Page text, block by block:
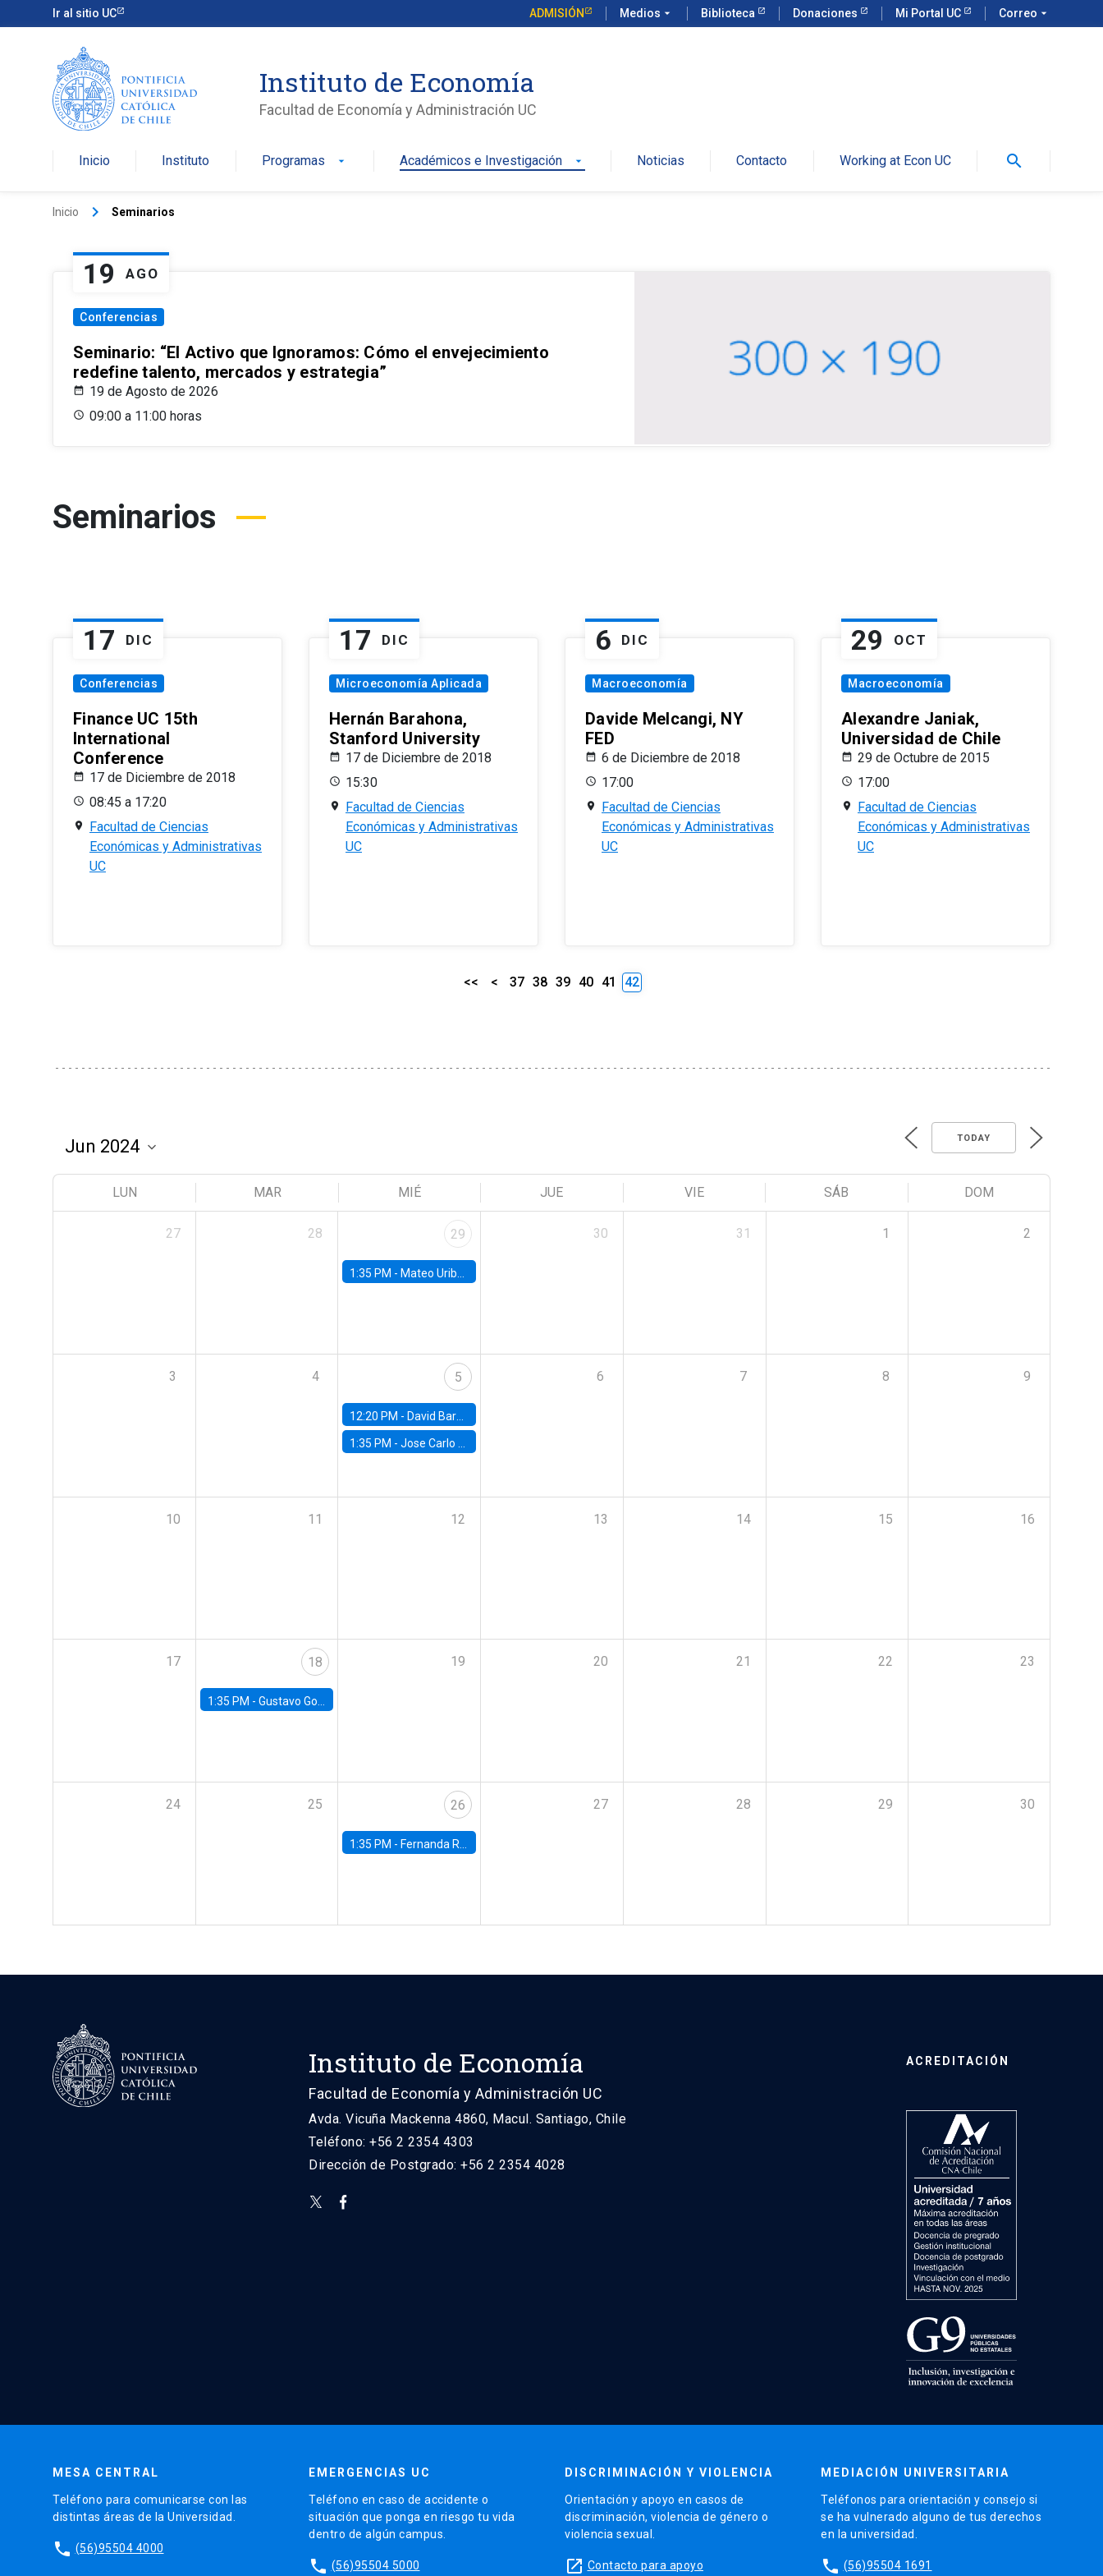
Ir al sitio UC ADMISIÓN Medios arrow_drop_down Biblioteca Donaciones Mi Portal UC Correo arrow_drop_down
Instituto de Economía
Facultad de Economía y Administración UC
Inicio Instituto Programas arrow_drop_down Académicos e Investigación arrow_drop_down Noticias Contacto Working at Econ UC search
Inicio keyboard_arrow_right Seminarios
19 AGO
Conferencias
Seminario: “El Activo que Ignoramos: Cómo el envejecimiento
redefine talento, mercados y estrategia”
19 de Agosto de 2026
09:00 a 11:00 horas
Seminarios
17 DIC
Conferencias
Finance UC 15th
International
Conference
17 de Diciembre de 2018
08:45 a 17:20
Facultad de Ciencias
Económicas y Administrativas
UC
17 DIC
Microeconomía Aplicada
Hernán Barahona,
Stanford University
17 de Diciembre de 2018
15:30
Facultad de Ciencias
Económicas y Administrativas
UC
6 DIC
Macroeconomía
Davide Melcangi, NY
FED
6 de Diciembre de 2018
17:00
Facultad de Ciencias
Económicas y Administrativas
UC
29 OCT
Macroeconomía
Alexandre Janiak,
Universidad de Chile
29 de Octubre de 2015
17:00
Facultad de Ciencias
Económicas y Administrativas
UC
<< < 37 38 39 40 41 42
TODAY
LUN MAR MIÉ JUE VIE SÁB DOM
27 28 29
1:35 PM - Mateo Uribe-Castro, Universidad de los Andes (Colombia)
30 31 1 2
3 4 5
12:20 PM - David Bardey, Universidad de los Andes - CEDE
1:35 PM -Jose Carlo Bermudez, UC (ME) & World Bank
6 7 8 9
10 11 12 13 14 15 16
17 18
1:35 PM - Gustavo González, Banco Central de Chile
19 20 21 22 23
24 25 26
1:35 PM - Fernanda Rojas Ampuero, University of Wisconsin-Madison
27 28 29 30
Instituto de Economía
Facultad de Economía y Administración UC
Avda. Vicuña Mackenna 4860, Macul. Santiago, Chile
Teléfono: +56 2 2354 4303
Dirección de Postgrado: +56 2 2354 4028
ACREDITACIÓN
MESA CENTRAL
Teléfono para comunicarse con las
distintas áreas de la Universidad.
phone (56)95504 4000
EMERGENCIAS UC
Teléfono en caso de accidente o
situación que ponga en riesgo tu vida
dentro de algún campus.
phone (56)95504 5000
DISCRIMINACIÓN Y VIOLENCIA
Orientación y apoyo en casos de
discriminación, violencia de género o
violencia sexual.
launch Contacto para apoyo
MEDIACIÓN UNIVERSITARIA
Teléfonos para orientación y consejo si
se ha vulnerado alguno de tus derechos
en la universidad.
phone (56)95504 1691